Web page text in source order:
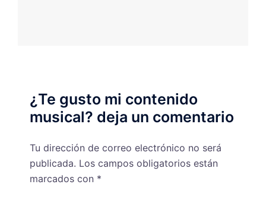
¿Te gusto mi contenido
musical? deja un comentario
Tu dirección de correo electrónico no será
publicada. Los campos obligatorios están
marcados con *